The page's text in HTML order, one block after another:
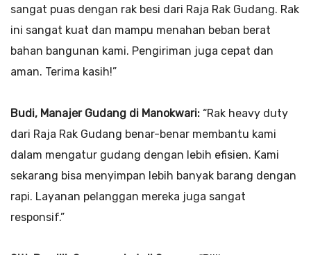
sangat puas dengan rak besi dari Raja Rak Gudang. Rak
ini sangat kuat dan mampu menahan beban berat
bahan bangunan kami. Pengiriman juga cepat dan
aman. Terima kasih!”
Budi, Manajer Gudang di Manokwari: “Rak heavy duty
dari Raja Rak Gudang benar-benar membantu kami
dalam mengatur gudang dengan lebih efisien. Kami
sekarang bisa menyimpan lebih banyak barang dengan
rapi. Layanan pelanggan mereka juga sangat
responsif.”